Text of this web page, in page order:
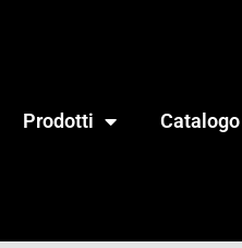
Prodotti Catalogo